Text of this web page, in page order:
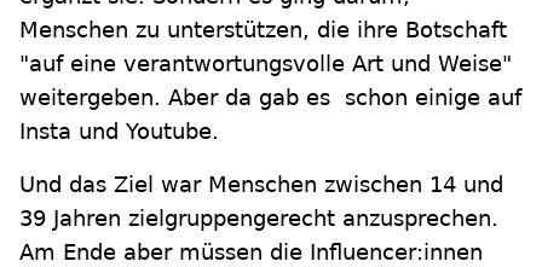
Menschen zu unterstützen, die ihre Botschaft
"auf eine verantwortungsvolle Art und Weise"
weitergeben. Aber da gab es schon einige auf
Insta und Youtube.
Und das Ziel war Menschen zwischen 14 und
39 Jahren zielgruppengerecht anzusprechen.
Am Ende aber müssen die Influencer:innen